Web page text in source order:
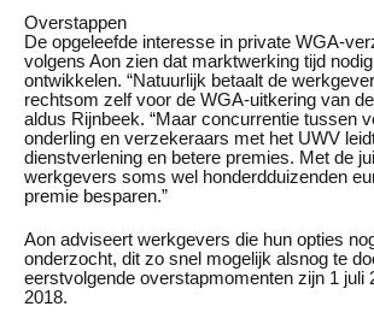
Overstappen
De opgeleefde interesse in private WGA-
volgens Aon zien dat marktwerking tijd
ontwikkelen. “Natuurlijk betaalt de
rechtsom zelf voor de WGA-uitkering van
aldus Rijnbeek. “Maar concurrentie tussen
onderling en verzekeraars met het UWV
dienstverlening en betere premies. Met de
werkgevers soms wel honderdduizenden
premie besparen.”
Aon adviseert werkgevers die hun opties
onderzocht, dit zo snel mogelijk alsnog te
eerstvolgende overstapmomenten zijn 1 juli
2018.